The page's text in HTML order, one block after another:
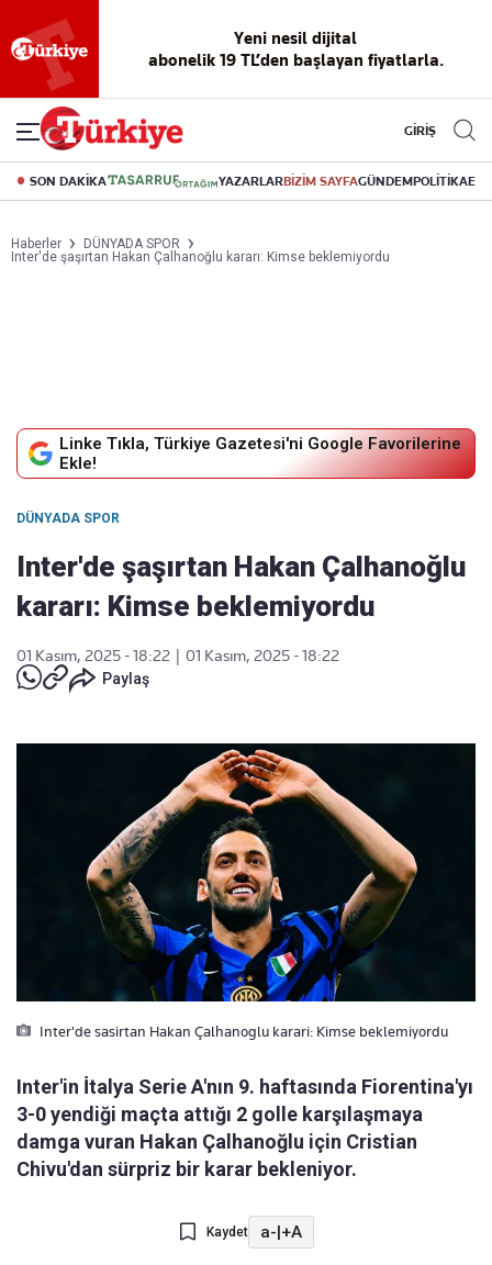
Yeni nesil dijital
abonelik 19 TL’den başlayan fiyatlarla.
GİRİŞ
SON DAKİKA YAZARLARBİZİM SAYFAGÜNDEMPOLİTİKA
Haberler
DÜNYADA SPOR
Inter'de şaşırtan Hakan Çalhanoğlu kararı: Kimse beklemiyordu
Linke Tıkla, Türkiye Gazetesi'ni Google Favorilerine
Ekle!
DÜNYADA SPOR
Inter'de şaşırtan Hakan Çalhanoğlu
kararı: Kimse beklemiyordu
01 Kasım, 2025 - 18:22
01 Kasım, 2025 - 18:22
Paylaş
Inter'de sasirtan Hakan Çalhanoglu karari: Kimse beklemiyordu
Inter'in İtalya Serie A'nın 9. haftasında Fiorentina'yı
3-0 yendiği maçta attığı 2 golle karşılaşmaya
damga vuran Hakan Çalhanoğlu için Cristian
Chivu'dan sürpriz bir karar bekleniyor.
Kaydet a-|+A